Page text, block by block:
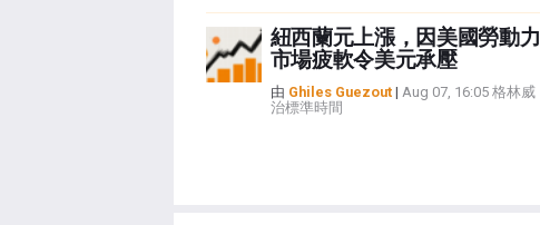
紐西蘭元上漲，因美國勞動力
市場疲軟令美元承壓
由 Ghiles Guezout| Aug 07, 16:05 格林威
治標準時間